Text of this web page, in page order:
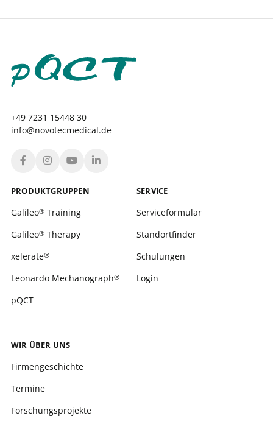
+49 7231 15448 30
info@novotecmedical.de
PRODUKT­GRUPPEN
Galileo®Training
Galileo®Therapy
xelerate®
Leonardo Mechanograph®
pQCT
SERVICE
Serviceformular
Standortfinder
Schulungen
Login
WIR ÜBER UNS
Firmengeschichte
Termine
Forschungsprojekte